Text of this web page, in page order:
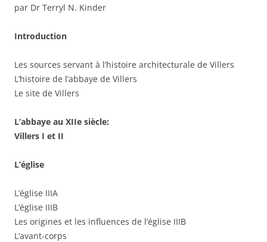
par Dr Terryl N. Kinder
Introduction
Les sources servant à l’histoire architecturale de Villers
L’histoire de l’abbaye de Villers
Le site de Villers
L’abbaye au XIIe siècle:
Villers I et II
L’église
L’église IIIA
L’église IIIB
Les origines et les influences de l’église IIIB
L’avant-corps